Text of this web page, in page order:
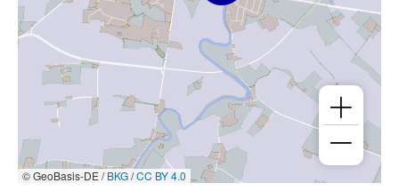
© GeoBasis-DE /BKG/CC BY 4.0